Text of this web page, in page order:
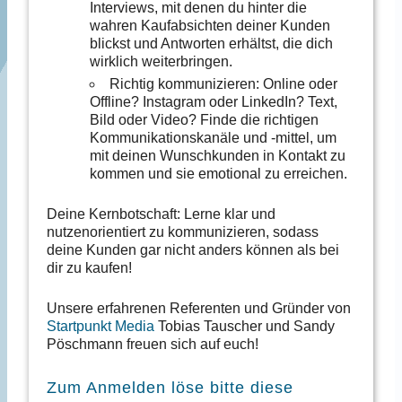
Interviews, mit denen du hinter die
wahren Kaufabsichten deiner Kunden
blickst und Antworten erhältst, die dich
wirklich weiterbringen.
Richtig kommunizieren: Online oder
Offline? Instagram oder LinkedIn? Text,
Bild oder Video? Finde die richtigen
Kommunikationskanäle und -mittel, um
mit deinen Wunschkunden in Kontakt zu
kommen und sie emotional zu erreichen.
Deine Kernbotschaft: Lerne klar und
nutzenorientiert zu kommunizieren, sodass
deine Kunden gar nicht anders können als bei
dir zu kaufen!
Unsere erfahrenen Referenten und Gründer von
Startpunkt Media Tobias Tauscher und Sandy
Pöschmann freuen sich auf euch!
Zum Anmelden löse bitte diese